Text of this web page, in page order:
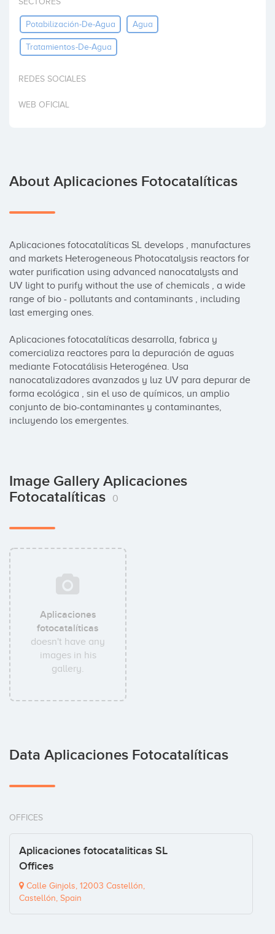
Potabilización-De-Agua Agua
Tratamientos-De-Agua
REDES SOCIALES
WEB OFICIAL
About Aplicaciones Fotocatalíticas
Aplicaciones fotocatalíticas SL develops , manufactures
and markets Heterogeneous Photocatalysis reactors for
water purification using advanced nanocatalysts and
UV light to purify without the use of chemicals , a wide
range of bio - pollutants and contaminants , including
last emerging ones.
Aplicaciones fotocatalíticas desarrolla, fabrica y
comercializa reactores para la depuración de aguas
mediante Fotocatálisis Heterogénea. Usa
nanocatalizadores avanzados y luz UV para depurar de
forma ecológica , sin el uso de químicos, un amplio
conjunto de bio-contaminantes y contaminantes,
incluyendo los emergentes.
Image Gallery Aplicaciones
Fotocatalíticas
0
Aplicaciones
fotocatalíticas
doesn't have any
images in his
gallery.
Data Aplicaciones Fotocatalíticas
OFFICES
Aplicaciones fotocataliticas SL
Offices
Calle Ginjols, 12003 Castellón,
Castellón, Spain